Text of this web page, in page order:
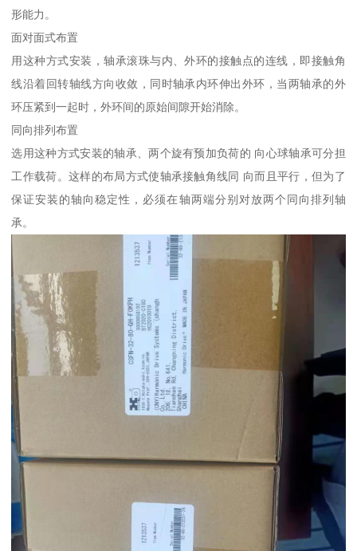
形能力。
面对面式布置
用这种方式安装，轴承滚珠与内、外环的接触点的连线，即接触角
线沿着回转轴线方向收敛，同时轴承内环伸出外环，当两轴承的外
环压紧到一起时，外环间的原始间隙开始消除。
同向排列布置
选用这种方式安装的轴承、两个旋有预加负荷的 向心球轴承可分担
工作载荷。这样的布局方式使轴承接触角线同 向而且平行，但为了
保证安装的轴向稳定性，必须在轴两端分别对放两个同向排列轴
承。